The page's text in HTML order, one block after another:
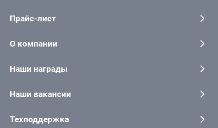
Прайс-лист
О компании
Наши награды
Наши вакансии
Техподдержка